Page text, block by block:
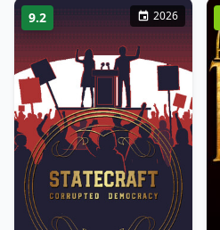
9.2 2026